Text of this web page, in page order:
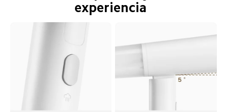
experiencia